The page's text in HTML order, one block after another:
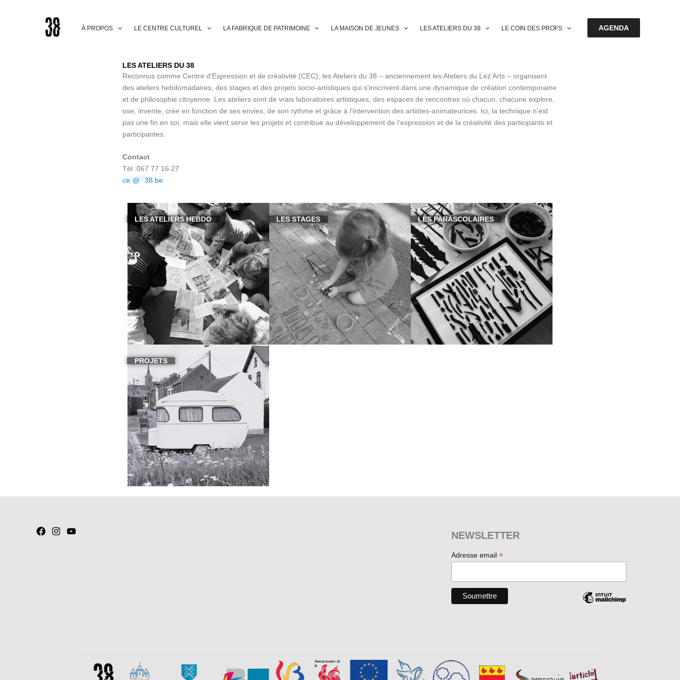
À PROPOS LE CENTRE CULTUREL LA FABRIQUE DE PATRIMOINE LA MAISON DE JEUNES LES ATELIERS DU 38 LE COIN DES PROFS AGENDA
LES ATELIERS DU 38
Reconnus comme Centre d’Expression et de créativité (CEC), les Ateliers du 38 – anciennement les Ateliers du Léz’Arts – organisent
des ateliers hebdomadaires, des stages et des projets socio-artistiques qui s’inscrivent dans une dynamique de création contemporaine
et de philosophie citoyenne. Les ateliers sont de vrais laboratoires artistiques, des espaces de rencontres où chacun, chacune explore,
ose, invente, crée en fonction de ses envies, de son rythme et grâce à l’intervention des artistes-animateurices. Ici, la technique n’est
pas une fin en soi, mais elle vient servir les projets et contribue au développement de l’expression et de la créativité des participants et
participantes.
Contact
Tél :067 77 16 27
ce @ 38.be
LES ATELIERS HEBDO LES STAGES LES PARASCOLAIRES
PROJETS
NEWSLETTER
Adresse email *